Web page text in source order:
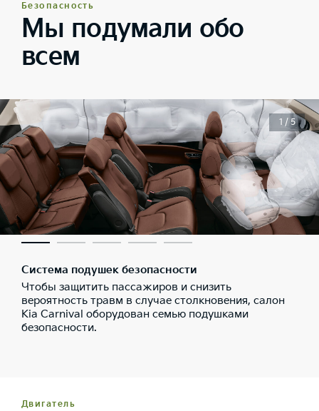
Безопасность
Мы подумали обо
всем
Система подушек безопасности
Чтобы защитить пассажиров и снизить
вероятность травм в случае столкновения, салон
Kia Carnival оборудован семью подушками
безопасности.
1 / 5
Двигатель